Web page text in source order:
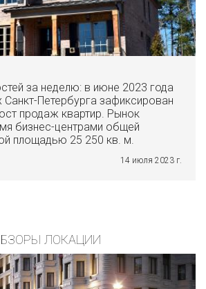
за неделю: в июне 2023 года
Санкт-Петербурга зафиксирован
продаж квартир. Рынок
бизнес-центрами общей
площадью 25 250 кв. м.
14 июля 2023 г.
ЛОКАЦИИ